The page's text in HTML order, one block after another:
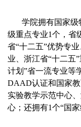
学院拥有国家级
级重点专业1个，省
省“十二五”优势专
业、浙江省“十二五
计划”省一流专业等
DAAD认证和国家
实验教学示范中心
心；还拥有1个“国